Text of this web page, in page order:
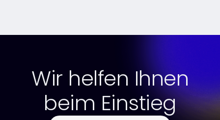
Wir helfen Ihnen
beim Einstieg